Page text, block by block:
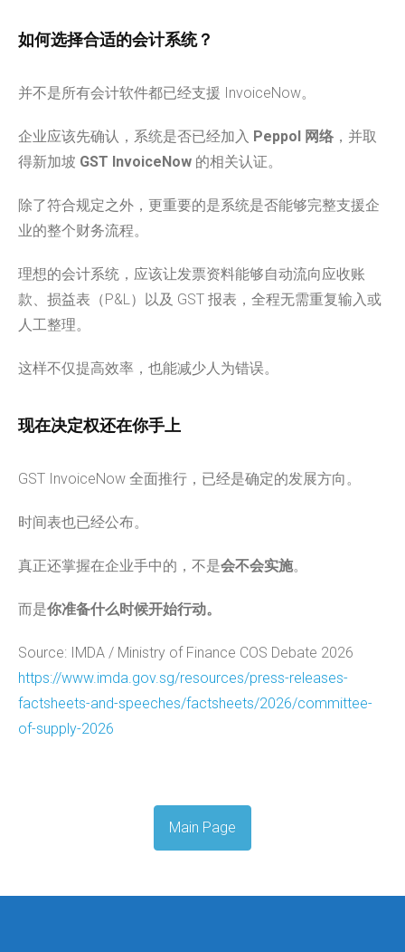
如何选择合适的会计系统？
并不是所有会计软件都已经支援 InvoiceNow。
企业应该先确认，系统是否已经加入 Peppol 网络 ，并取
得新加坡 GST InvoiceNow 的相关认证。
除了符合规定之外，更重要的是系统是否能够完整支援企
业的整个财务流程。
理想的会计系统，应该让发票资料能够自动流向应收账
款、损益表（P&L）以及 GST 报表，全程无需重复输入或
人工整理。
这样不仅提高效率，也能减少人为错误。
现在决定权还在你手上
GST InvoiceNow 全面推行，已经是确定的发展方向。
时间表也已经公布。
真正还掌握在企业手中的，不是会不会实施。
而是你准备什么时候开始行动。
Source: IMDA / Ministry of Finance COS Debate 2026
https://www.imda.gov.sg/resources/press-releases-
factsheets-and-speeches/factsheets/2026/committee-
of-supply-2026
Main Page